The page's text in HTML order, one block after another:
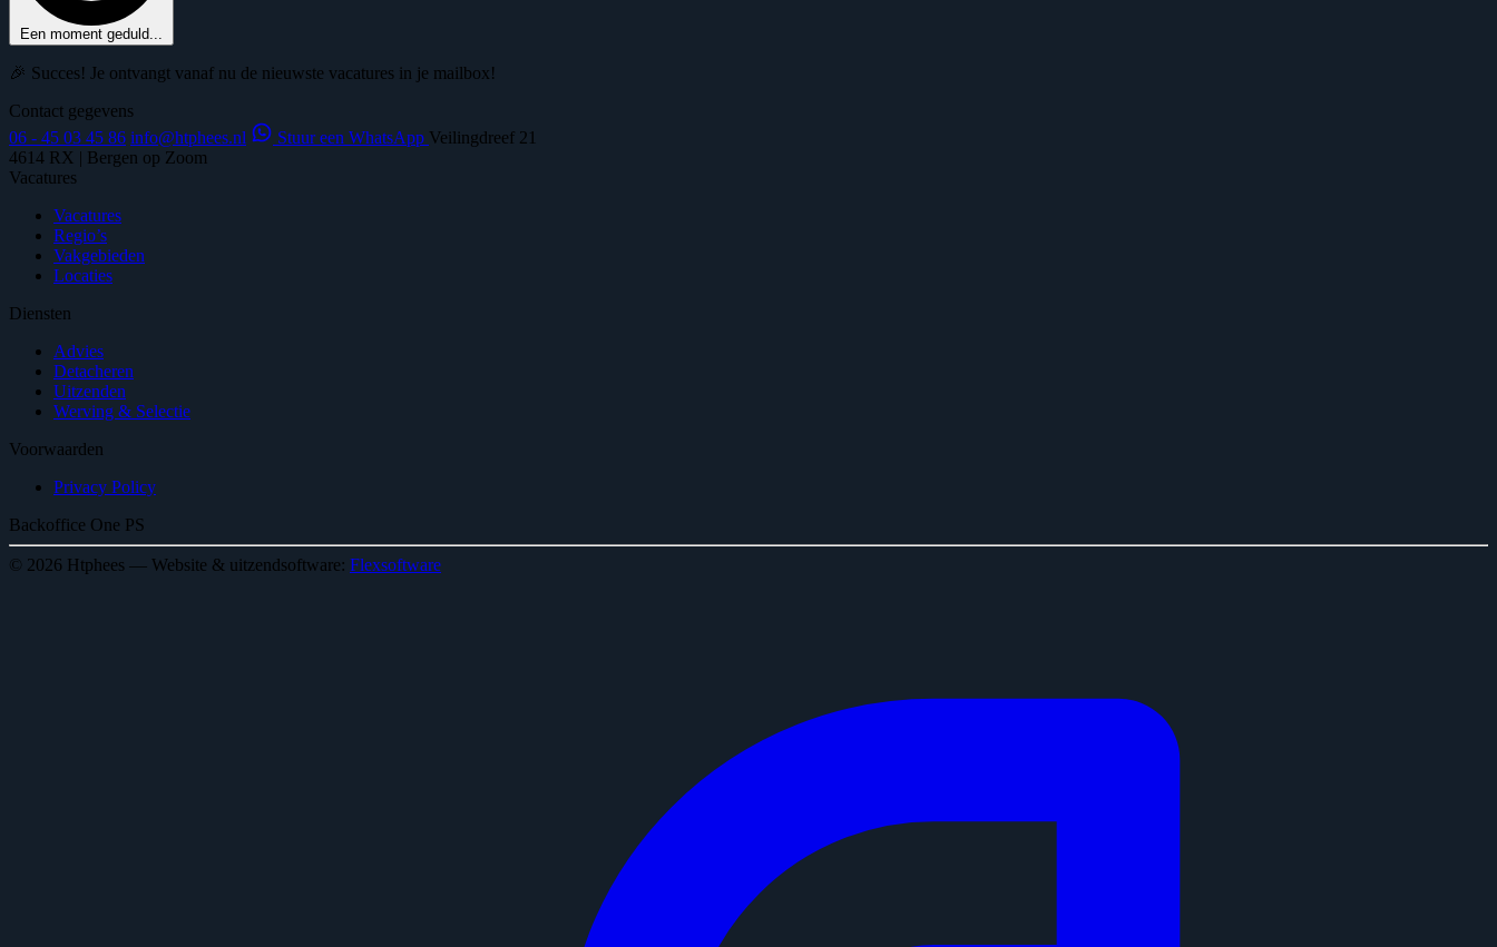
Een moment geduld...
🎉 Succes! Je ontvangt vanaf nu de nieuwste vacatures in je mailbox!
Contact gegevens
06 - 45 03 45 86 info@htphees.nl Stuur een WhatsApp Veilingdreef 21
4614 RX | Bergen op Zoom
Vacatures
Vacatures
Regio’s
Vakgebieden
Locaties
Diensten
Advies
Detacheren
Uitzenden
Werving & Selectie
Voorwaarden
Privacy Policy
Backoffice One PS
© 2026 Htphees — Website & uitzendsoftware: Flexsoftware